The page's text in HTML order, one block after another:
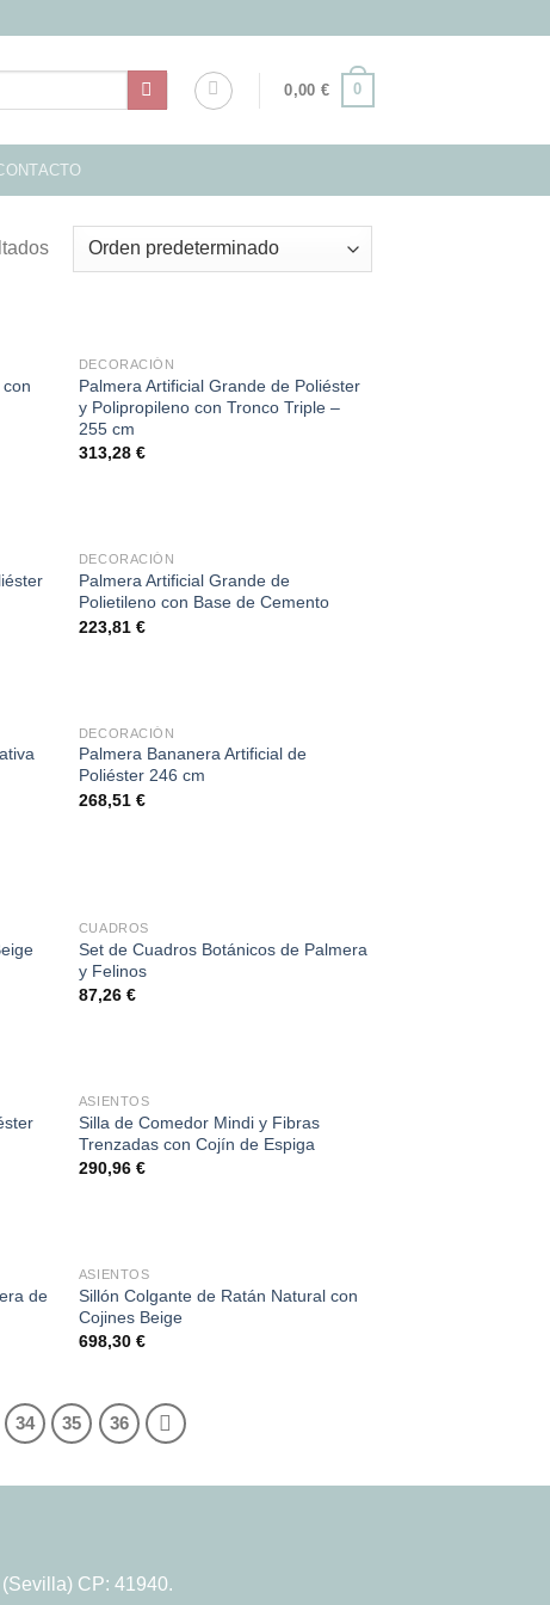
0,00 € 0
DECORACIÓN
Palmera Artificial Grande de Poliéster
y Polipropileno con Tronco Triple –
255 cm
313,28 €
DECORACIÓN
Palmera Artificial Grande de
Polietileno con Base de Cemento
223,81 €
DECORACIÓN
Palmera Bananera Artificial de
Poliéster 246 cm
268,51 €
CUADROS
Set de Cuadros Botánicos de Palmera
y Felinos
87,26 €
ASIENTOS
Silla de Comedor Mindi y Fibras
Trenzadas con Cojín de Espiga
290,96 €
de
ASIENTOS
Sillón Colgante de Ratán Natural con
Cojines Beige
698,30 €
34 35 36
CP: 41940.